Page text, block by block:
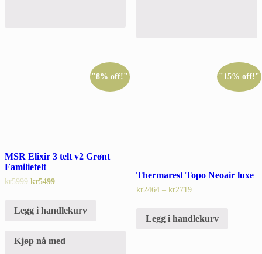
"8% off!"
MSR Elixir 3 telt v2 Grønt
Familietelt
kr5999 kr5499
Legg i handlekurv
Kjøp nå med
"15% off!"
Thermarest Topo Neoair luxe
kr2464– kr2719
Legg i handlekurv